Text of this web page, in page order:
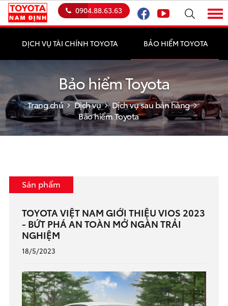
0904.88.63.63
DỊCH VỤ TÀI CHÍNH TOYOTA BẢO HIỂM TOYOTA
Bảo hiểm Toyota
Trang chủ Dịch vụ
Dịch vụ sau bán hàng
Bảo hiểm Toyota
Sản phẩm
TOYOTA VIỆT NAM GIỚI THIỆU VIOS 2023
- BỨT PHÁ AN TOÀN MỞ NGÀN TRẢI
NGHIỆM
18/5/2023